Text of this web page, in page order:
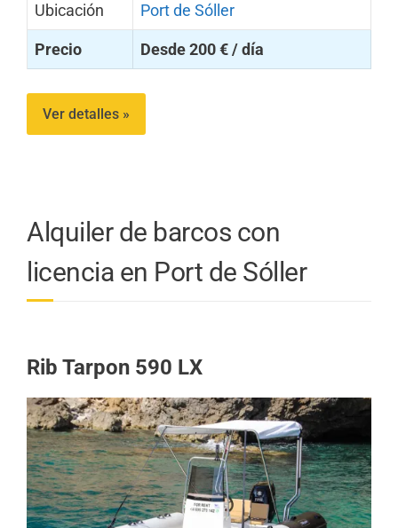
Ubicación Port de Sóller
Precio Desde 200 € / día
Ver detalles »
Alquiler de barcos con
licencia en Port de Sóller
Rib Tarpon 590 LX